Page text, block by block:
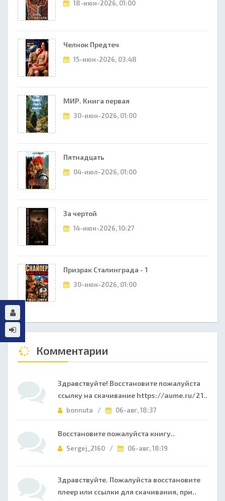
18-июн-2026, 01:00
Челнок Предтеч
15-июн-2026, 03:48
МИР. Книга первая
30-июн-2026, 01:00
Пятнадцать
04-июл-2026, 01:00
За чертой
14-июн-2026, 10:27
Призрак Сталинграда - 1
30-июн-2026, 01:00
Комментарии
Здравствуйте! Восстановите пожалуйста
ссылку на скачивание https://aume.ru/21..
bonnuta / 06-авг, 18:37
Восстановите пожалуйста книгу..
Sergej_2160 / 06-авг, 18:19
Здравствуйте. Пожалуйста восстановите
плеер или ссылки для скачивания, при..